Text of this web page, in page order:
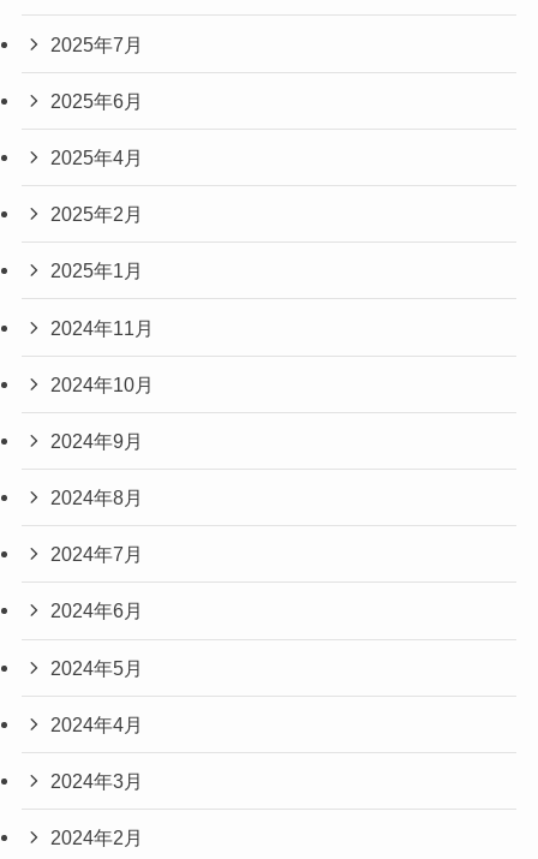
2025年7月
2025年6月
2025年4月
2025年2月
2025年1月
2024年11月
2024年10月
2024年9月
2024年8月
2024年7月
2024年6月
2024年5月
2024年4月
2024年3月
2024年2月